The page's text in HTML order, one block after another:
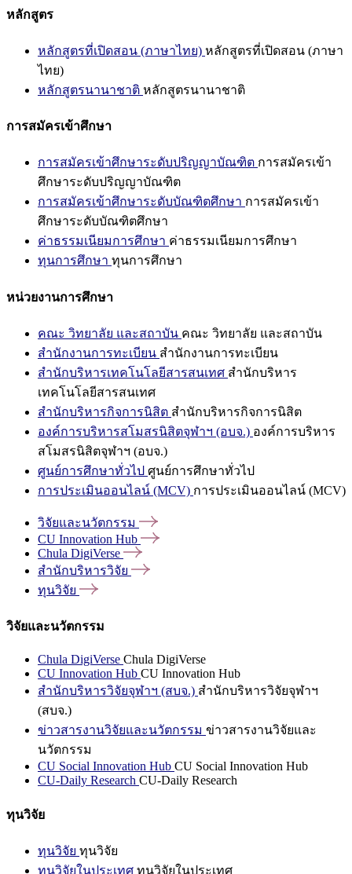
หลักสูตร
หลักสูตรที่เปิดสอน (ภาษาไทย) หลักสูตรที่เปิดสอน (ภาษา
ไทย)
หลักสูตรนานาชาติ หลักสูตรนานาชาติ
การสมัครเข้าศึกษา
การสมัครเข้าศึกษาระดับปริญญาบัณฑิต การสมัครเข้า
ศึกษาระดับปริญญาบัณฑิต
การสมัครเข้าศึกษาระดับบัณฑิตศึกษา การสมัครเข้า
ศึกษาระดับบัณฑิตศึกษา
ค่าธรรมเนียมการศึกษา ค่าธรรมเนียมการศึกษา
ทุนการศึกษา ทุนการศึกษา
หน่วยงานการศึกษา
คณะ วิทยาลัย และสถาบัน คณะ วิทยาลัย และสถาบัน
สำนักงานการทะเบียน สำนักงานการทะเบียน
สำนักบริหารเทคโนโลยีสารสนเทศ สำนักบริหาร
เทคโนโลยีสารสนเทศ
สำนักบริหารกิจการนิสิต สำนักบริหารกิจการนิสิต
องค์การบริหารสโมสรนิสิตจุฬาฯ (อบจ.) องค์การบริหาร
สโมสรนิสิตจุฬาฯ (อบจ.)
ศูนย์การศึกษาทั่วไป ศูนย์การศึกษาทั่วไป
การประเมินออนไลน์ (MCV) การประเมินออนไลน์ (MCV)
วิจัยและนวัตกรรม
CU Innovation Hub
Chula DigiVerse
สำนักบริหารวิจัย
ทุนวิจัย
วิจัยและนวัตกรรม
Chula DigiVerse Chula DigiVerse
CU Innovation Hub CU Innovation Hub
สำนักบริหารวิจัยจุฬาฯ (สบจ.) สำนักบริหารวิจัยจุฬาฯ
(สบจ.)
ข่าวสารงานวิจัยและนวัตกรรม ข่าวสารงานวิจัยและ
นวัตกรรม
CU Social Innovation Hub CU Social Innovation Hub
CU-Daily Research CU-Daily Research
ทุนวิจัย
ทุนวิจัย ทุนวิจัย
ทุนวิจัยในประเทศ ทุนวิจัยในประเทศ